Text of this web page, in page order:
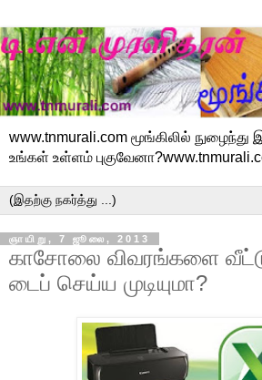
www.tnmurali.com மூங்கிலில் நுழைந்து
உங்கள் உள்ளம்
ஞாயிறு, 7 ஜூலை, 2013
காசோலை விவரங்களை வீட்டு
டைப் செய்ய முடியுமா?